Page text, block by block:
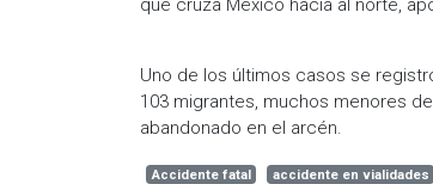
que cruza México hacia al norte,
Uno de los últimos casos se
103 migrantes, muchos menores
abandonado en el arcén.
Accidente fatal accidente en vialidades